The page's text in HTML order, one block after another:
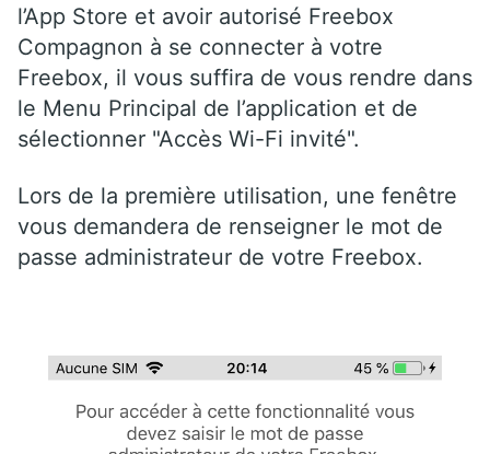
l’App Store et avoir autorisé Freebox
Compagnon à se connecter à votre
Freebox, il vous suffira de vous rendre dans
le Menu Principal de l’application et de
sélectionner "Accès Wi-Fi invité".
Lors de la première utilisation, une fenêtre
vous demandera de renseigner le mot de
passe administrateur de votre Freebox.